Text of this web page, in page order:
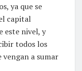
ya que se
capital
este nivel, y
todos los
vengan a sumar